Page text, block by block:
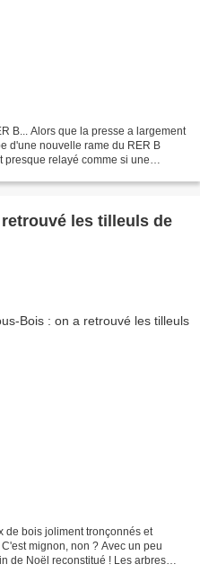
B... Alors que la presse a largement
d'une nouvelle rame du RER B
presque relayé comme si une
les tilleuls de
de bois joliment tronçonnés et
mignon, non ? Avec un peu
de Noël reconstitué ! Les arbres